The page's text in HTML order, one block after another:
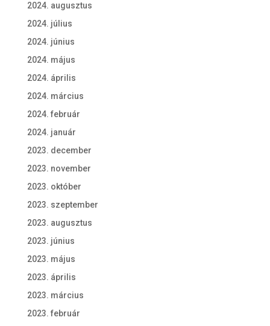
2024. augusztus
2024. július
2024. június
2024. május
2024. április
2024. március
2024. február
2024. január
2023. december
2023. november
2023. október
2023. szeptember
2023. augusztus
2023. június
2023. május
2023. április
2023. március
2023. február